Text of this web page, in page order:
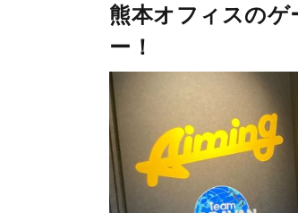
熊本オフィスのゲ
ー！